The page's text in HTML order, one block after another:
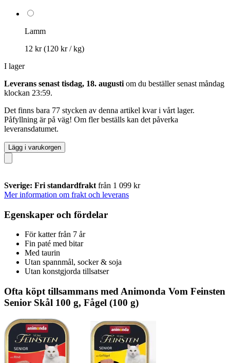
Lamm
12 kr(120 kr / kg)
I lager
Leverans senast tisdag, 18. augusti om du beställer senast måndag
klockan 23:59.
Det finns bara 77 stycken av denna artikel kvar i vårt lager.
Påfyllning är på väg! Om fler beställs kan det påverka
leveransdatumet.
Lägg i varukorgen
Sverige: Fri standardfrakt från 1 099 kr
Mer information om frakt och leverans
Egenskaper och fördelar
För katter från 7 år
Fin paté med bitar
Med taurin
Utan spannmål, socker & soja
Utan konstgjorda tillsatser
Ofta köpt tillsammans med Animonda Vom Feinsten
Senior Skål 100 g, Fågel (100 g)